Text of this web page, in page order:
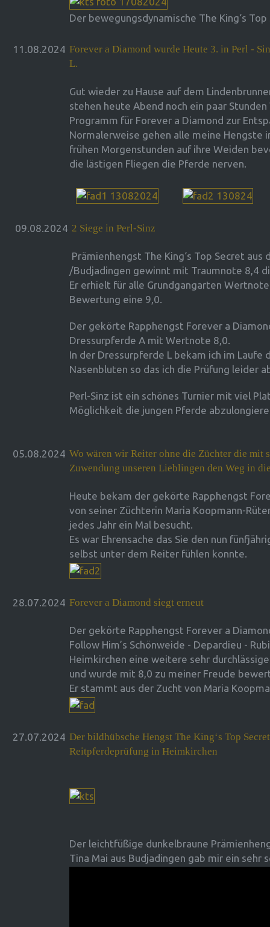
Der bewegungsdynamische The King‘s
11.08.2024 Forever a Diamond wurde Heute 3. in Perl -
L.
Gut wieder zu Hause auf dem
stehen heute Abend noch ein paar
Programm für Forever a Diamond zur
Normalerweise gehen alle meine Hengste
frühen Morgenstunden auf ihre Weiden
die lästigen Fliegen die Pferde nerven.
09.08.2024 2 Siege in Perl-Sinz
Prämienhengst The King‘s Top Secret aus
/Budjadingen gewinnt mit Traumnote 8,4
Er erhielt für alle Grundgangarten
Bewertung eine 9,0.
Der gekörte Rapphengst Forever a
Dressurpferde A mit Wertnote 8,0.
In der Dressurpferde L bekam ich im Laufe
Nasenbluten so das ich die Prüfung leider
Perl-Sinz ist ein schönes Turnier mit viel
Möglichkeit die jungen Pferde
05.08.2024 Wo wären wir Reiter ohne die Züchter die mit
Zuwendung unseren Lieblingen den Weg in
Heute bekam der gekörte Rapphengst
von seiner Züchterin Maria Koopmann-
jedes Jahr ein Mal besucht.
Es war Ehrensache das Sie den nun
selbst unter dem Reiter fühlen konnte.
28.07.2024 Forever a Diamond siegt erneut
Der gekörte Rapphengst Forever a
Follow Him’s Schönweide - Depardieu -
Heimkirchen eine weitere sehr
und wurde mit 8,0 zu meiner Freude
Er stammt aus der Zucht von Maria
27.07.2024 Der bildhübsche Hengst The King‘s Top
Reitpferdeprüfung in Heimkirchen
Der leichtfüßige dunkelbraune
Tina Mai aus Budjadingen gab mir ein sehr